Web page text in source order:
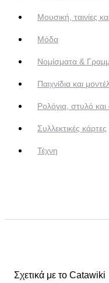
Μουσική, ταινίες
Μόδα
Νομίσματα &
Παιχνίδια και
Ρολόγια, στυλό
Συλλεκτικές κάρτες
Τέχνη
Σχετικά με το Catawiki